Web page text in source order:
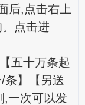
后,点击右上
点击进
五十万条起
条】【另送
,一次可以发